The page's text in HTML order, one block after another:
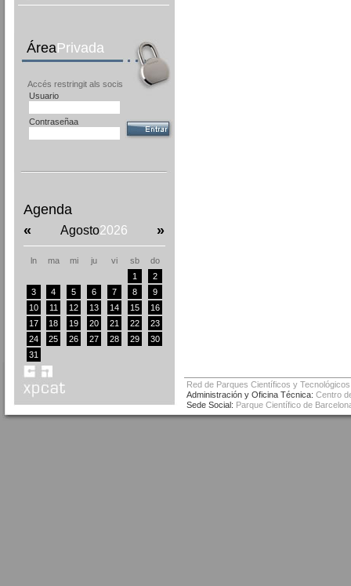
ÁreaPrivada
Accés restringit als socis
Usuario
Contraseñaa
Agenda
«
Agosto2026 »
ln ma mi ju vi sb
do
1
2
3
4 5 6 7 8
9
10
11 12 13 14 15
16
17
18 19 20 21 22
23
24
25 26 27 28 29
30
31
Red de Parques Científicos y
Administración y Oficina Técnica: Centro
Sede Social: Parque Científico de